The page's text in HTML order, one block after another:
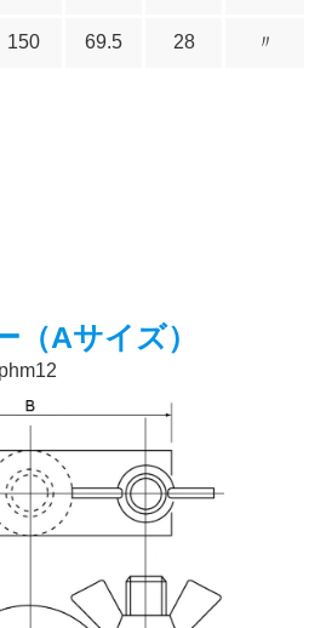
150 69.5 28 〃
（Aサイズ）